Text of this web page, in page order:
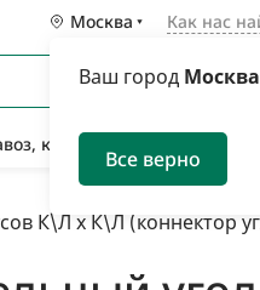
Москва
Ваш город Москва
Все верно
Как нас
компост
К\Л х К\Л (коннектор